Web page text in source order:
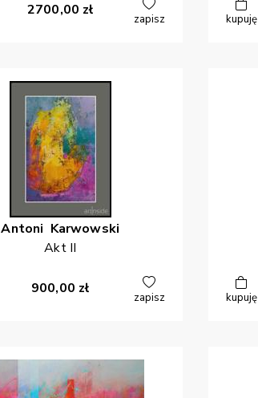
2700,00 zł
zapisz kupuję
Antoni Karwowski
Akt II
900,00 zł
zapisz kupuję